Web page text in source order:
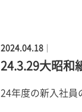
2024.04.18 ｜
24.3.29大昭
24年度の新入社員